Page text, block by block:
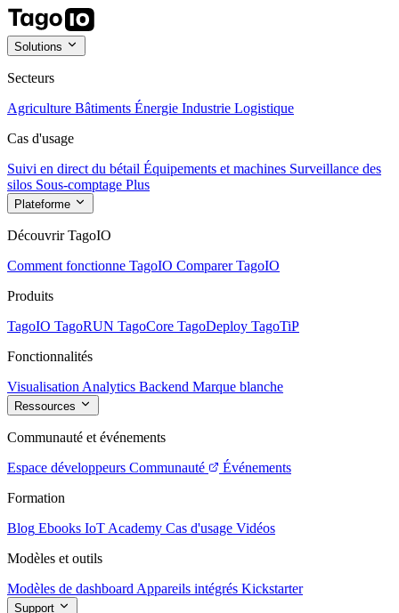
Solutions
Secteurs
Agriculture Bâtiments Énergie Industrie Logistique
Cas d'usage
Suivi en direct du bétail Équipements et machines Surveillance des
silos Sous-comptage Plus
Plateforme
Découvrir TagoIO
Comment fonctionne TagoIO Comparer TagoIO
Produits
TagoIO TagoRUN TagoCore TagoDeploy TagoTiP
Fonctionnalités
Visualisation Analytics Backend Marque blanche
Ressources
Communauté et événements
Espace développeurs Communauté
Événements
Formation
Blog Ebooks IoT Academy Cas d'usage Vidéos
Modèles et outils
Modèles de dashboard Appareils intégrés Kickstarter
Support